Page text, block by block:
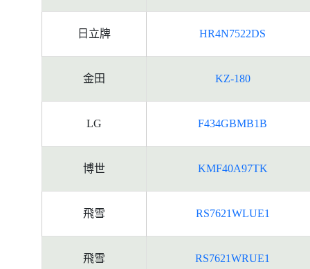
日立牌 HR4N7522DS
金田 KZ-180
LG F434GBMB1B
博世 KMF40A97TK
飛雪 RS7621WLUE1
飛雪 RS7621WRUE1